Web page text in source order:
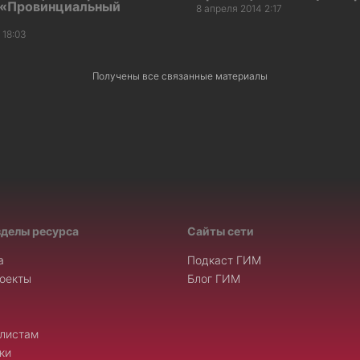
8 апреля 2014 2:17
Получены все связанные материалы
ресурса Сайты сети
Подкаст ГИМ
Блог ГИМ